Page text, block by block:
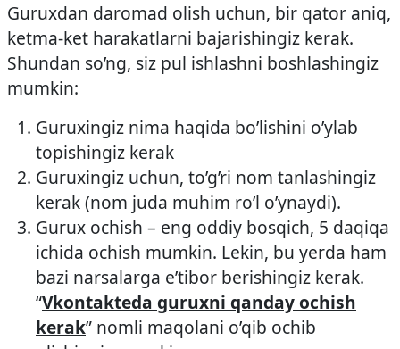
Guruxdan daromad olish uchun, bir qator aniq,
ketma-ket harakatlarni bajarishingiz kerak.
Shundan so’ng, siz pul ishlashni boshlashingiz
mumkin:
Guruxingiz nima haqida bo’lishini o’ylab
topishingiz kerak
Guruxingiz uchun, to’g’ri nom tanlashingiz
kerak (nom juda muhim ro’l o’ynaydi).
Gurux ochish – eng oddiy bosqich, 5 daqiqa
ichida ochish mumkin. Lekin, bu yerda ham
bazi narsalarga e’tibor berishingiz kerak.
“Vkontakteda guruxni qanday ochish
kerak” nomli maqolani o’qib ochib